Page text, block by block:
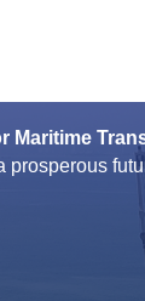
Maritime
prosperous